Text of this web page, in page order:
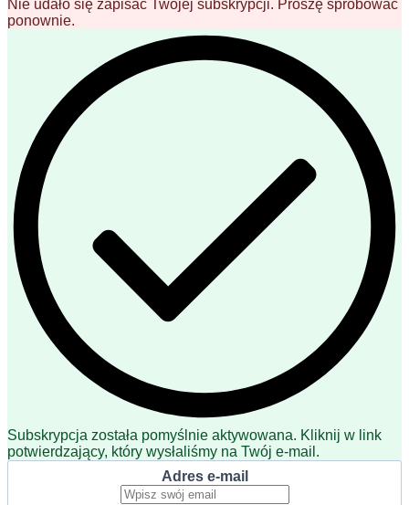
Nie udało się zapisać Twojej subskrypcji. Proszę spróbować
ponownie.
Subskrypcja została pomyślnie aktywowana. Kliknij w link
potwierdzający, który wysłaliśmy na Twój e-mail.
Adres e-mail